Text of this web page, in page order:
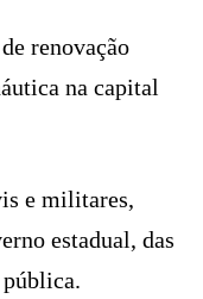
renovação
na capital
e militares,
estadual, das
pública.